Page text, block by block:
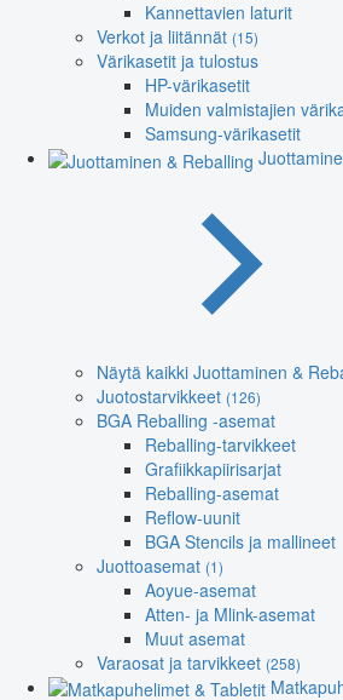
Kannettavien laturit
Verkot ja liitännät (15)
Värikasetit ja tulostus
HP-värikasetit
Muiden valmistajien
Samsung-värikasetit
Näytä kaikki Juottaminen &
Juotostarvikkeet (126)
BGA Reballing -asemat
Reballing-tarvikkeet
Grafiikkapiirisarjat
Reballing-asemat
Reflow-uunit
BGA Stencils ja mallineet
Juottoasemat (1)
Aoyue-asemat
Atten- ja Mlink-asemat
Muut asemat
Varaosat ja tarvikkeet (258)